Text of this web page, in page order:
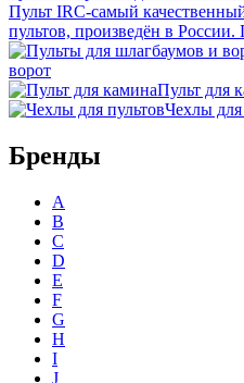
Пульт IRC-самый
пультов, произведён в
ворот
Пульт для
Чехлы для
Бренды
A
B
C
D
E
F
G
H
I
J